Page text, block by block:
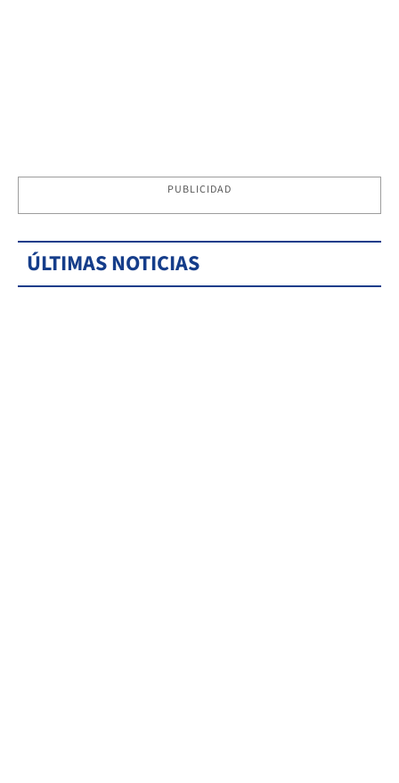
PUBLICIDAD
ÚLTIMAS NOTICIAS